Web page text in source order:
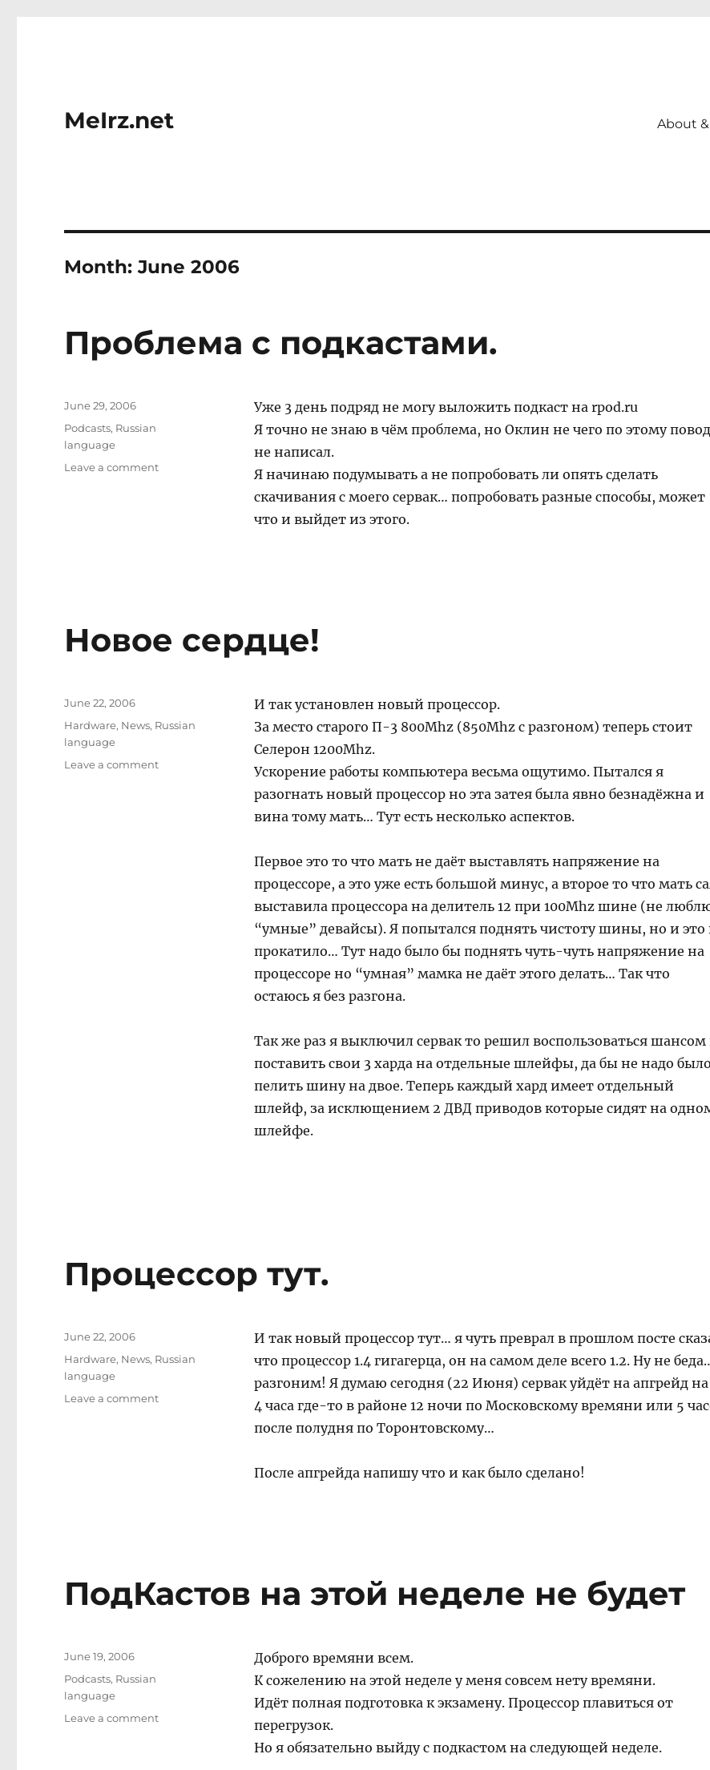
MeIrz.net About
Month:June 2006
Проблема с подкастами.
Уже 3 день подряд не могу выложить подкаст на rpod.ru
Я точно не знаю в чём проблема, но Оклин не чего по этому
не написал.
Я начинаю подумывать а не попробовать ли опять сделать
скачивания с моего сервак… попробовать разные способы, может
что и выйдет из этого.
Posted
June 29, 2006
Categories
Podcasts, Russian
language
Leave a commenton
Новое сердце!
И так установлен новый процессор.
За место старого П-3 800Mhz (850Mhz с разгоном) теперь стоит
Селерон 1200Mhz.
Ускорение работы компьютера весьма ощутимо. Пытался я
разогнать новый процессор но эта затея была явно безнадёжна и
вина тому мать… Тут есть несколько аспектов.
Первое это то что мать не даёт выставлять напряжение на
процессоре, а это уже есть большой минус, а второе то что мать
выставила процессора на делитель 12 при 100Mhz шине (не
“умные” девайсы). Я попытался поднять чистоту шины, но и это
прокатило… Тут надо было бы поднять чуть-чуть напряжение на
процессоре но “умная” мамка не даёт этого делать… Так что
остаюсь я без разгона.
Так же раз я выключил сервак то решил воспользоваться шансом
поставить свои 3 харда на отдельные шлейфы, да бы не надо было
пелить шину на двое. Теперь каждый хард имеет отдельный
шлейф, за исклющением 2 ДВД приводов которые сидят на
шлейфе.
Posted
June 22, 2006
Categories
Hardware, News, Russian
language
Leave a commenton
Процессор тут.
И так новый процессор тут… я чуть преврал в прошлом посте
что процессор 1.4 гигагерца, он на самом деле всего 1.2. Ну не
разгоним! Я думаю сегодня (22 Июня) сервак уйдёт на апгрейд
4 часа где-то в районе 12 ночи по Московскому времяни или 5
после полудня по Торонтовскому…
После апгрейда напишу что и как было сделано!
Posted
June 22, 2006
Categories
Hardware, News, Russian
language
Leave a commenton
ПодКастов на этой неделе не будет
Доброго времяни всем.
К сожелению на этой неделе у меня совсем нету времяни.
Идёт полная подготовка к экзамену. Процессор плавиться от
перегрузок.
Но я обязательно выйду с подкастом на следующей неделе.
Posted
June 19, 2006
Categories
Podcasts, Russian
language
Leave a commenton